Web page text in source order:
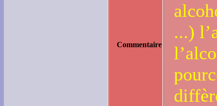
Commentaire
...)